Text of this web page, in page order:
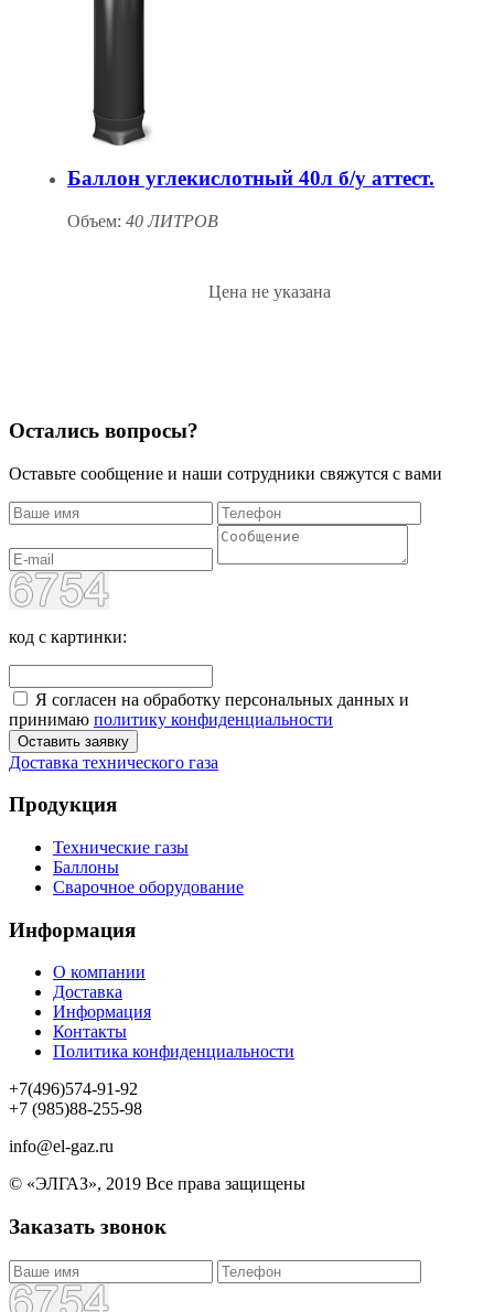
Баллон углекислотный 40л б/у аттест.
Объем: 40 ЛИТРОВ
Цена не указана
Остались вопросы?
Оставьте сообщение и наши сотрудники свяжутся с вами
код с картинки:
Я согласен на обработку персональных данных и
принимаю политику конфиденциальности
Оставить заявку
Доставка технического газа
Продукция
Технические газы
Баллоны
Сварочное оборудование
Информация
О компании
Доставка
Информация
Контакты
Политика конфиденциальности
+7(496)574-91-92
+7 (985)88-255-98
info@el-gaz.ru
© «ЭЛГАЗ», 2019 Все права защищены
Заказать звонок